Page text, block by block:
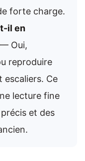
forte charge.
il en
— Oui,
reproduire
escaliers. Ce
lecture fine
et des